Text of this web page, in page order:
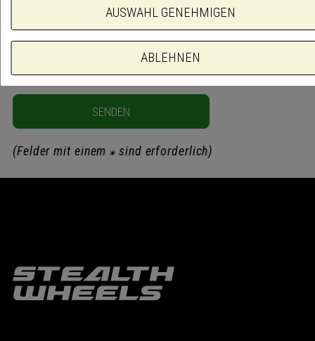
SENDEN
(Felder mit einem sind erforderlich)
ABLEHNEN
AUSWAHL GENEHMIGEN